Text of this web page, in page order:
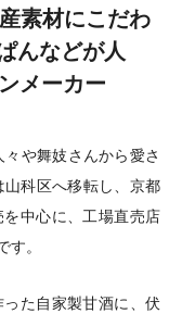
素材にこだわ
んなどが人
メーカー
や舞妓さんから愛さ
科区へ移転し、京都
中心に、工場直売店
。
た自家製甘酒に、伏